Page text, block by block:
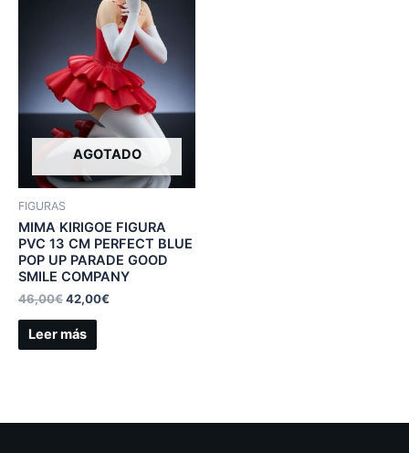
AGOTADO
FIGURAS
MIMA KIRIGOE FIGURA
PVC 13 CM PERFECT BLUE
POP UP PARADE GOOD
SMILE COMPANY
46,00€42,00€
Leer más